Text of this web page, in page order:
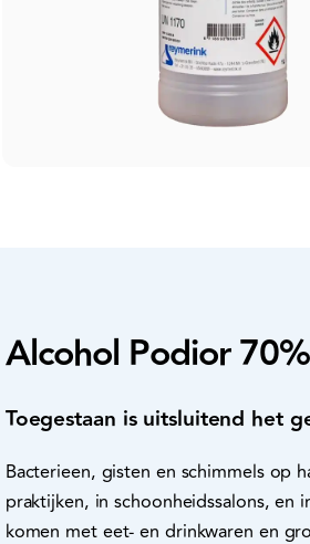
Alcohol Podior
Toegestaan is uitsluitend het
Bacterieen, gisten en schimmels op
praktijken, in schoonheidssalons,
komen met eet- en drinkwaren en